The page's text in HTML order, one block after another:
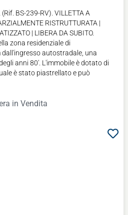
BS-239-RV). VILLETTA A
RISTRUTTURATA |
| LIBERA DA SUBITO.
zona residenziale di
autostradale, una
anni 80'. L'immobile è dotato di
è stato piastrellato e può
in Vendita